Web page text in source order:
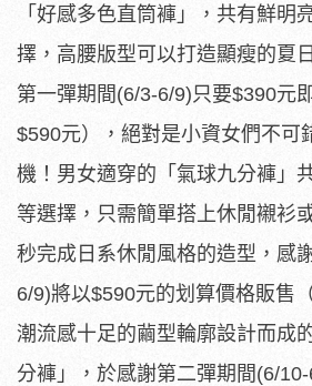
「好感多色直筒褲」，共有鮮明
擇，高腰版型可以打造顯瘦的夏
第一彈期間(6/3-6/9)只要$390元
$590元），絕對是小資女們不可
機！男女適穿的「氣球九分褲」
等選擇，只需簡單搭上休閒襯衫
秒完成日系休閒風格的造型，感
6/9)將以$590元的划算價格販售
潮流感十足的繭型輪廓設計而成
分褲」，於感謝第二彈期間(6/10-